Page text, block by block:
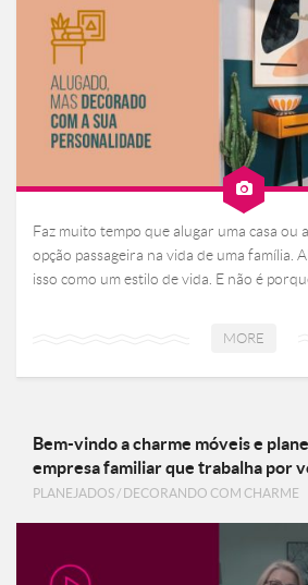
Faz muito tempo que alugar uma casa ou
opção passageira na vida de uma família.
isso como um estilo de vida. E não é
MORE
Bem-vindo a charme móveis e
empresa familiar que trabalha por
PLANEJADOS / DECORANDO COM CHARME